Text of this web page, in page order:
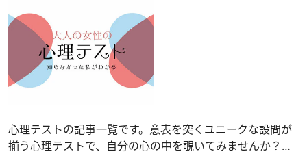
心理テストの記事一覧です。意表を突くユニークな設問が
揃う心理テストで、自分の心の中を覗いてみませんか？